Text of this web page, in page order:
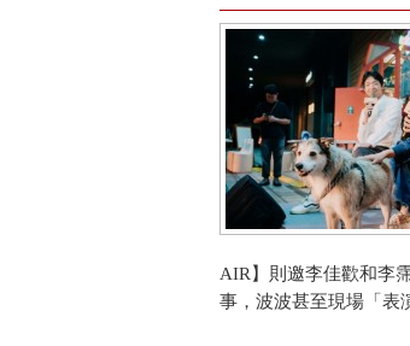
AIR】則邀李佳歡和李
事，波波甚至現場「表